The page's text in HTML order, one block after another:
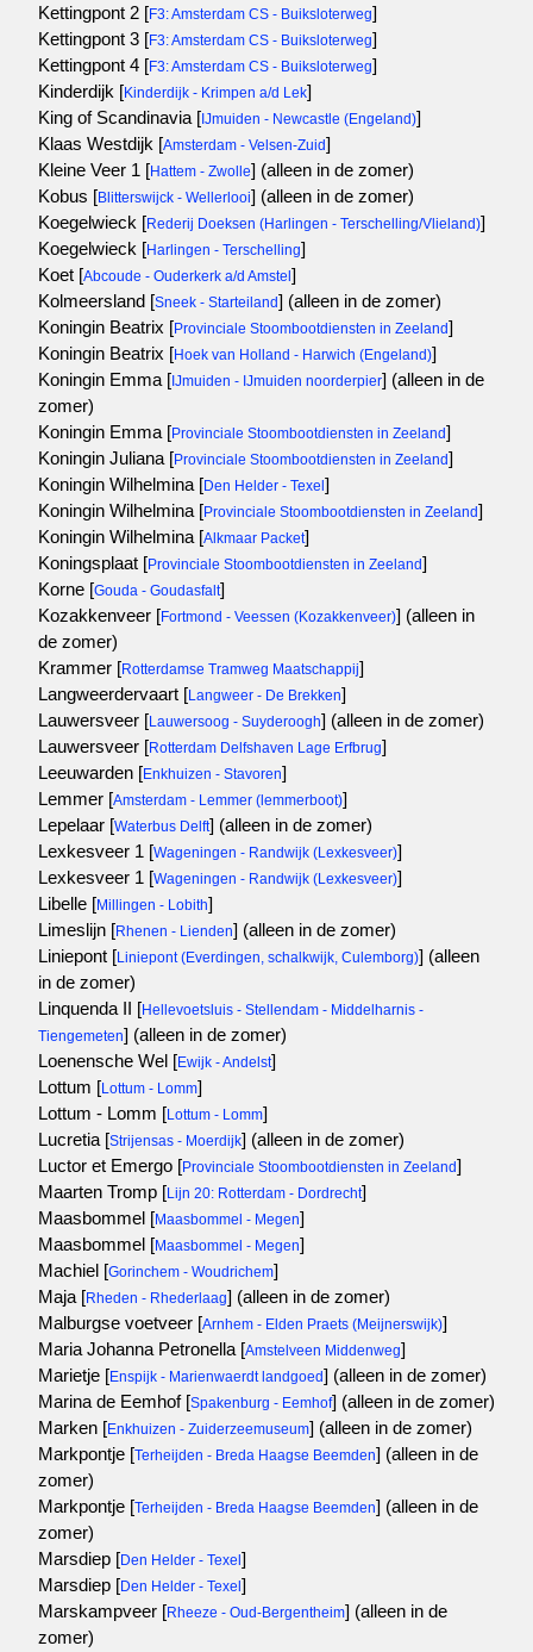
Kettingpont 2 [F3: Amsterdam CS - Buiksloterweg]
Kettingpont 3 [F3: Amsterdam CS - Buiksloterweg]
Kettingpont 4 [F3: Amsterdam CS - Buiksloterweg]
Kinderdijk [Kinderdijk - Krimpen a/d Lek]
King of Scandinavia [ IJmuiden - Newcastle (Engeland)]
Klaas Westdijk [Amsterdam - Velsen-Zuid]
Kleine Veer 1 [Hattem - Zwolle] (alleen in de zomer)
Kobus [Blitterswijck - Wellerlooi] (alleen in de zomer)
Koegelwieck [Rederij Doeksen (Harlingen - Terschelling/Vlieland)]
Koegelwieck [Harlingen - Terschelling]
Koet [Abcoude - Ouderkerk a/d Amstel ]
Kolmeersland [Sneek - Starteiland] (alleen in de zomer)
Koningin Beatrix [Provinciale Stoombootdiensten in Zeeland]
Koningin Beatrix [Hoek van Holland - Harwich (Engeland)]
Koningin Emma [ IJmuiden - IJmuiden noorderpier] (alleen in de
zomer)
Koningin Emma [Provinciale Stoombootdiensten in Zeeland]
Koningin Juliana [Provinciale Stoombootdiensten in Zeeland]
Koningin Wilhelmina [Den Helder - Texel ]
Koningin Wilhelmina [Provinciale Stoombootdiensten in Zeeland]
Koningin Wilhelmina [Alkmaar Packet]
Koningsplaat [Provinciale Stoombootdiensten in Zeeland]
Korne [Gouda - Goudasfalt]
Kozakkenveer [Fortmond - Veessen (Kozakkenveer)] (alleen in
de zomer)
Krammer [Rotterdamse Tramweg Maatschappij]
Langweerdervaart [Langweer - De Brekken]
Lauwersveer [Lauwersoog - Suyderoogh] (alleen in de zomer)
Lauwersveer [Rotterdam Delfshaven Lage Erfbrug]
Leeuwarden [Enkhuizen - Stavoren]
Lemmer [Amsterdam - Lemmer (lemmerboot)]
Lepelaar [Waterbus Delft] (alleen in de zomer)
Lexkesveer 1 [Wageningen - Randwijk (Lexkesveer)]
Lexkesveer 1 [Wageningen - Randwijk (Lexkesveer)]
Libelle [Millingen - Lobith]
Limeslijn [Rhenen - Lienden] (alleen in de zomer)
Liniepont [Liniepont (Everdingen, schalkwijk, Culemborg)] (alleen
in de zomer)
Linquenda II [Hellevoetsluis - Stellendam - Middelharnis -
Tiengemeten] (alleen in de zomer)
Loenensche Wel [Ewijk - Andelst]
Lottum [Lottum - Lomm]
Lottum - Lomm [Lottum - Lomm]
Lucretia [Strijensas - Moerdijk] (alleen in de zomer)
Luctor et Emergo [Provinciale Stoombootdiensten in Zeeland]
Maarten Tromp [Lijn 20: Rotterdam - Dordrecht]
Maasbommel [Maasbommel - Megen]
Maasbommel [Maasbommel - Megen]
Machiel [Gorinchem - Woudrichem]
Maja [Rheden - Rhederlaag] (alleen in de zomer)
Malburgse voetveer [Arnhem - Elden Praets (Meijnerswijk)]
Maria Johanna Petronella [Amstelveen Middenweg]
Marietje [Enspijk - Marienwaerdt landgoed] (alleen in de zomer)
Marina de Eemhof [Spakenburg - Eemhof] (alleen in de zomer)
Marken [Enkhuizen - Zuiderzeemuseum] (alleen in de zomer)
Markpontje [Terheijden - Breda Haagse Beemden] (alleen in de
zomer)
Markpontje [Terheijden - Breda Haagse Beemden] (alleen in de
zomer)
Marsdiep [Den Helder - Texel ]
Marsdiep [Den Helder - Texel ]
Marskampveer [Rheeze - Oud-Bergentheim] (alleen in de
zomer)